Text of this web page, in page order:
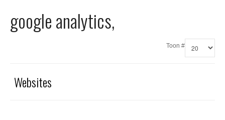
Domeinnaam registreren
google analytics,
Toon #
Websites